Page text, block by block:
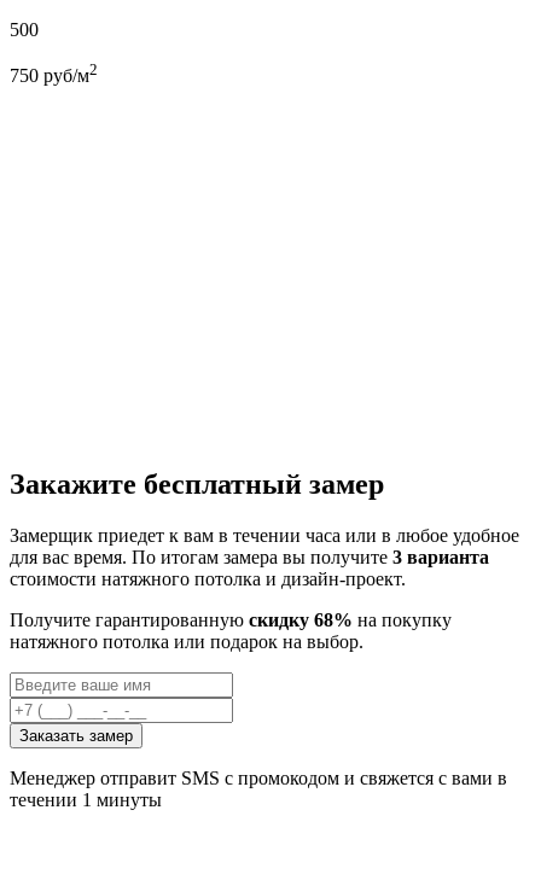
500
750 руб/м2
Закажите бесплатный замер
Замерщик приедет к вам в течении часа или в любое удобное
для вас время. По итогам замера вы получите 3 варианта
стоимости натяжного потолка и дизайн-проект.
Получите гарантированную скидку 68% на покупку
натяжного потолка или подарок на выбор.
Заказать замер
Менеджер отправит SMS с промокодом и свяжется с вами в
течении 1 минуты